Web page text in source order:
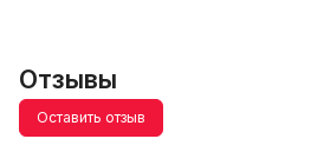
Отзывы
Оставить отзыв